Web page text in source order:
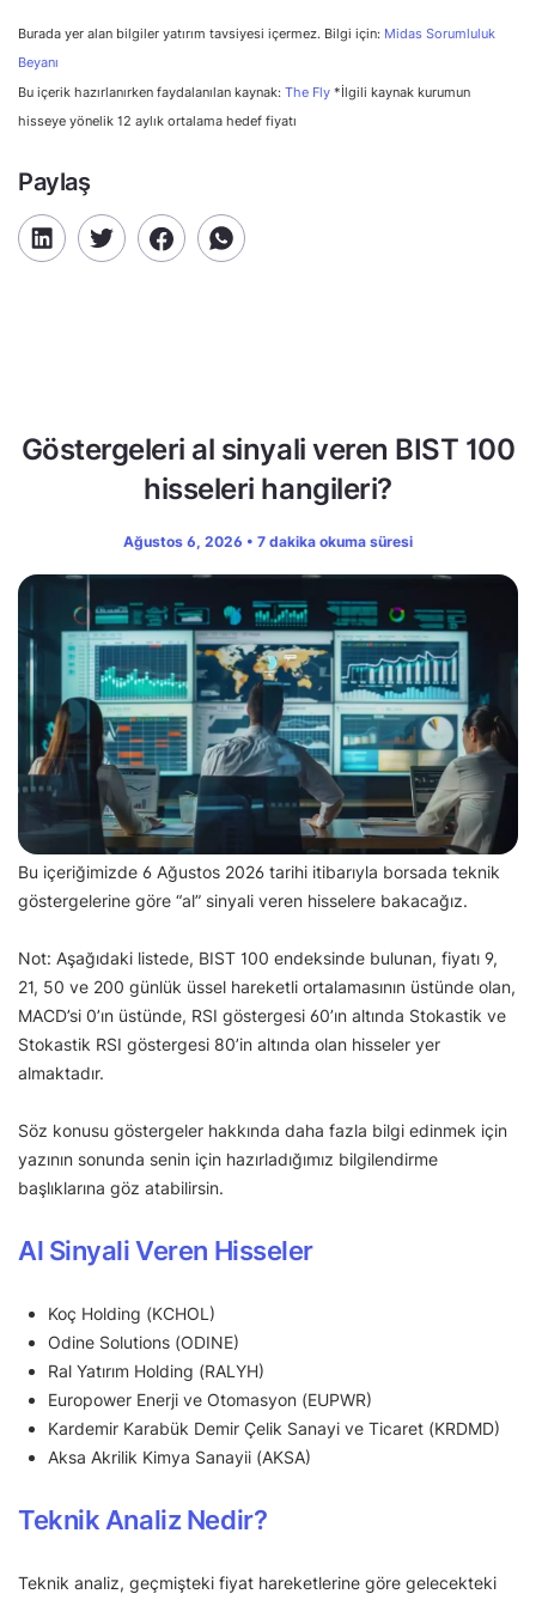
Burada yer alan bilgiler yatırım tavsiyesi içermez. Bilgi için: Midas Sorumluluk
Beyanı
Bu içerik hazırlanırken faydalanılan kaynak: The Fly *İlgili kaynak kurumun
hisseye yönelik 12 aylık ortalama hedef fiyatı
Paylaş
Göstergeleri al sinyali veren BIST 100
hisseleri hangileri?
Ağustos 6, 2026 • 7 dakika okuma süresi
Bu içeriğimizde 6 Ağustos 2026 tarihi itibarıyla borsada teknik
göstergelerine göre “al” sinyali veren hisselere bakacağız.
Not: Aşağıdaki listede, BIST 100 endeksinde bulunan, fiyatı 9,
21, 50 ve 200 günlük üssel hareketli ortalamasının üstünde olan,
MACD’si 0’ın üstünde, RSI göstergesi 60’ın altında Stokastik ve
Stokastik RSI göstergesi 80’in altında olan hisseler yer
almaktadır.
Söz konusu göstergeler hakkında daha fazla bilgi edinmek için
yazının sonunda senin için hazırladığımız bilgilendirme
başlıklarına göz atabilirsin.
Al Sinyali Veren Hisseler
Koç Holding (KCHOL)
Odine Solutions (ODINE)
Ral Yatırım Holding (RALYH)
Europower Enerji ve Otomasyon (EUPWR)
Kardemir Karabük Demir Çelik Sanayi ve Ticaret (KRDMD)
Aksa Akrilik Kimya Sanayii (AKSA)
Teknik Analiz Nedir?
Teknik analiz, geçmişteki fiyat hareketlerine göre gelecekteki